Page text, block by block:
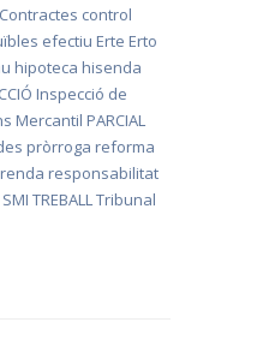
Contractes control
efectiu Erte Erto
hipoteca hisenda
Inspecció de
Mercantil PARCIAL
pròrroga reforma
renda responsabilitat
SMI TREBALLTribunal